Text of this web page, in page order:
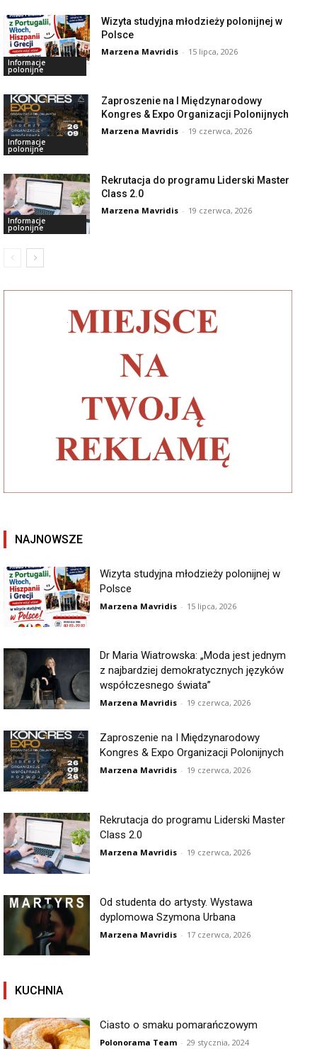
Informacje
polonijne
Wizyta studyjna młodzieży polonijnej w
Polsce
Marzena Mavridis - 15 lipca, 2026
Informacje
polonijne
Zaproszenie na I Międzynarodowy
Kongres & Expo Organizacji Polonijnych
Marzena Mavridis - 19 czerwca, 2026
Informacje
polonijne
Rekrutacja do programu Liderski Master
Class 2.0
Marzena Mavridis - 19 czerwca, 2026
NAJNOWSZE
Wizyta studyjna młodzieży polonijnej w
Polsce
Marzena Mavridis - 15 lipca, 2026
Dr Maria Wiatrowska: „Moda jest jednym
z najbardziej demokratycznych języków
współczesnego świata”
Marzena Mavridis - 19 czerwca, 2026
Zaproszenie na I Międzynarodowy
Kongres & Expo Organizacji Polonijnych
Marzena Mavridis - 19 czerwca, 2026
Rekrutacja do programu Liderski Master
Class 2.0
Marzena Mavridis - 19 czerwca, 2026
Od studenta do artysty. Wystawa
dyplomowa Szymona Urbana
Marzena Mavridis - 17 czerwca, 2026
KUCHNIA
Ciasto o smaku pomarańczowym
Polonorama Team - 29 stycznia, 2024